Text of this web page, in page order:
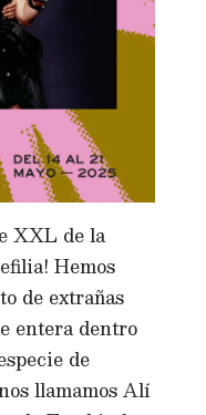
XXL de la
Hemos
de extrañas
entera dentro
de
llamamos Alí